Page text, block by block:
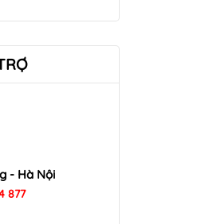
- Hà Nội
877